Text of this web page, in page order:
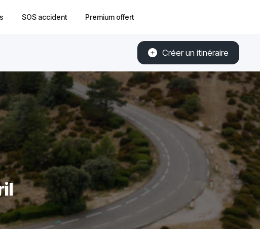
SOS accident Premium offert
Créer un itinéraire